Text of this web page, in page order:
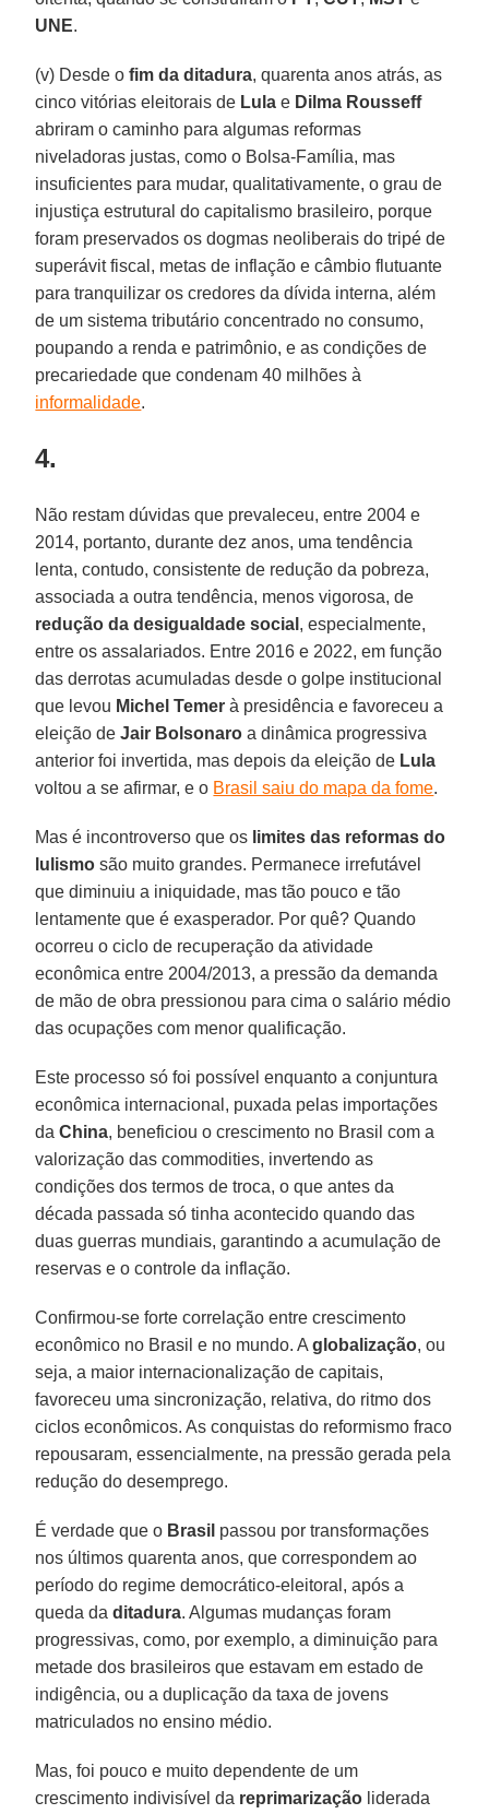
UNE.
(v) Desde ofim da ditadura, quarenta anos atrás, as
cinco vitórias eleitorais de Lula e Dilma Rousseff
abriram o caminho para algumas reformas
niveladoras justas, como o Bolsa-Família, mas
insuficientes para mudar, qualitativamente, o grau de
injustiça estrutural do capitalismo brasileiro, porque
foram preservados os dogmas neoliberais do tripé de
superávit fiscal, metas de inflação e câmbio flutuante
para tranquilizar os credores da dívida interna, além
de um sistema tributário concentrado no consumo,
poupando a renda e patrimônio, e as condições de
precariedade que condenam 40 milhões à
informalidade.
4.
Não restam dúvidas que prevaleceu, entre 2004 e
2014, portanto, durante dez anos, uma tendência
lenta, contudo, consistente de redução da pobreza,
associada a outra tendência, menos vigorosa, de
redução da desigualdade social , especialmente,
entre os assalariados. Entre 2016 e 2022, em função
das derrotas acumuladas desde o golpe institucional
que levou Michel Temer à presidência e favoreceu a
eleição deJair Bolsonaro a dinâmica progressiva
anterior foi invertida, mas depois da eleição de Lula
voltou a se afirmar, e o Brasil saiu do mapa da fome.
Mas é incontroverso que os limites das reformas do
lulismo são muito grandes. Permanece irrefutável
que diminuiu a iniquidade, mas tão pouco e tão
lentamente que é exasperador. Por quê? Quando
ocorreu o ciclo de recuperação da atividade
econômica entre 2004/2013, a pressão da demanda
de mão de obra pressionou para cima o salário médio
das ocupações com menor qualificação.
Este processo só foi possível enquanto a conjuntura
econômica internacional, puxada pelas importações
daChina, beneficiou o crescimento no Brasil com a
valorização das commodities, invertendo as
condições dos termos de troca, o que antes da
década passada só tinha acontecido quando das
duas guerras mundiais, garantindo a acumulação de
reservas e o controle da inflação.
Confirmou-se forte correlação entre crescimento
econômico no Brasil e no mundo. Aglobalização, ou
seja, a maior internacionalização de capitais,
favoreceu uma sincronização, relativa, do ritmo dos
ciclos econômicos. As conquistas do reformismo fraco
repousaram, essencialmente, na pressão gerada pela
redução do desemprego.
É verdade que o Brasil passou por transformações
nos últimos quarenta anos, que correspondem ao
período do regime democrático-eleitoral, após a
queda daditadura. Algumas mudanças foram
progressivas, como, por exemplo, a diminuição para
metade dos brasileiros que estavam em estado de
indigência, ou a duplicação da taxa de jovens
matriculados no ensino médio.
Mas, foi pouco e muito dependente de um
crescimento indivisível da reprimarização liderada